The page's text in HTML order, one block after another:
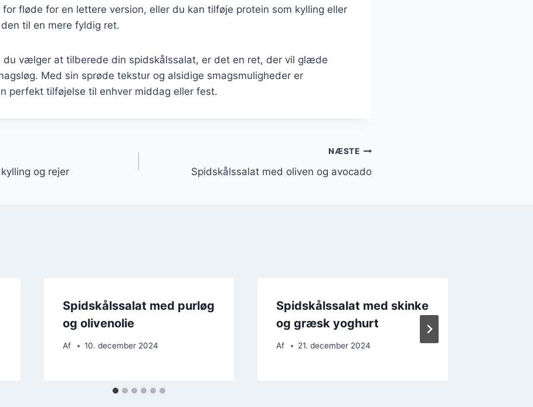
fløde for en lettere version, eller du kan tilføje protein som kylling eller
til en mere fyldig ret.
du vælger at tilberede din spidskålssalat, er det en ret, der vil glæde
Med sin sprøde tekstur og alsidige smagsmuligheder er
perfekt tilføjelse til enhver middag eller fest.
og rejer
NÆSTE
Spidskålssalat med oliven og avocado
Spidskålssalat med purløg
og olivenolie
Af 10. december 2024
Spidskålssalat med skinke
og græsk yoghurt
Af 21. december 2024